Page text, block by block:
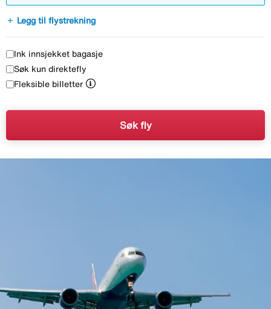
add Legg til flystrekning
Ink innsjekket bagasje
Søk kun direktefly
Fleksible billetter
Søk fly